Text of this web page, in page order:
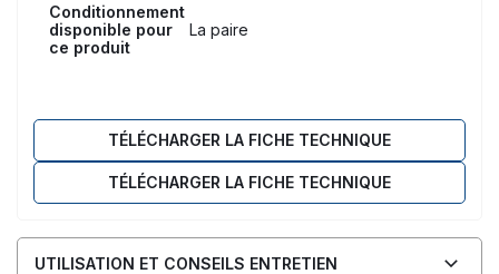
Conditionnement
disponible pour
ce produit
La paire
TÉLÉCHARGER LA FICHE TECHNIQUE
TÉLÉCHARGER LA FICHE TECHNIQUE
UTILISATION ET CONSEILS ENTRETIEN